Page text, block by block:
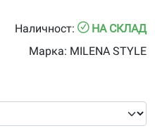
0.00€
through
Наличност:
НА СКЛАД
Марка: MILENA STYLE